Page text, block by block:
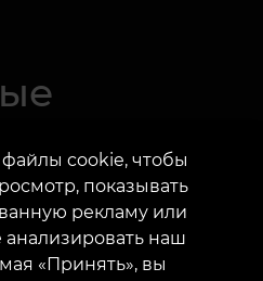
материалов для
для пирсинга
больше